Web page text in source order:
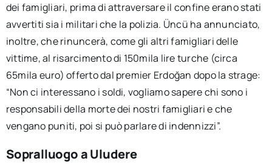
dei famigliari, prima di attraversare il confine erano stati
avvertiti sia i militari che la polizia. Üncü ha annunciato,
inoltre, che rinuncerà, come gli altri famigliari delle
vittime, al risarcimento di 150mila lire turche (circa
65mila euro) offerto dal premier Erdoğan dopo la strage:
“Non ci interessano i soldi, vogliamo sapere chi sono i
responsabili della morte dei nostri famigliari e che
vengano puniti, poi si può parlare di indennizzi”.
Sopralluogo a Uludere